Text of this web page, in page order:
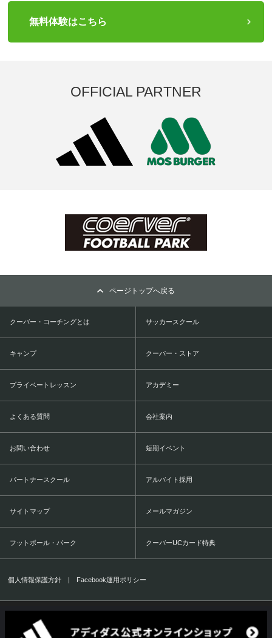
無料体験はこちら
OFFICIAL PARTNER
ページトップへ戻る
クーバー・コーチングとは サッカースクール
キャンプ クーバー・ストア
プライベートレッスン アカデミー
よくある質問 会社案内
お問い合わせ 短期イベント
パートナースクール アルバイト採用
サイトマップ メールマガジン
フットボール・パーク クーバーUCカード特典
個人情報保護方針 | Facebook運用ポリシー
1999-2016 All Rights Reserved.